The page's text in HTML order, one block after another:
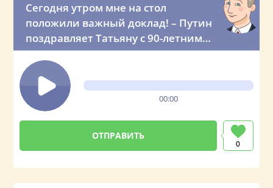
Сегодня утром мне на стол
положили важный доклад! – Путин
поздравляет Татьяну с 90-летним
юбилеем
00:00
0